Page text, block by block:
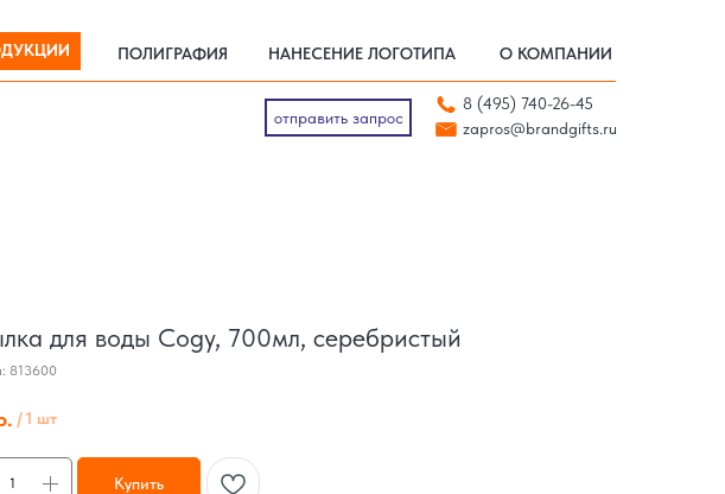
zapros@brandgifts.ru
отправить запрос 8 (495) 740-26-45
НАНЕСЕНИЕ ЛОГОТИПА О КОМПАНИИ
ПОЛИГРАФИЯ
zapros@brandgifts.ru
отправить запрос
для воды Cogy, 700мл, серебристый
813600
/1 шт
Купить